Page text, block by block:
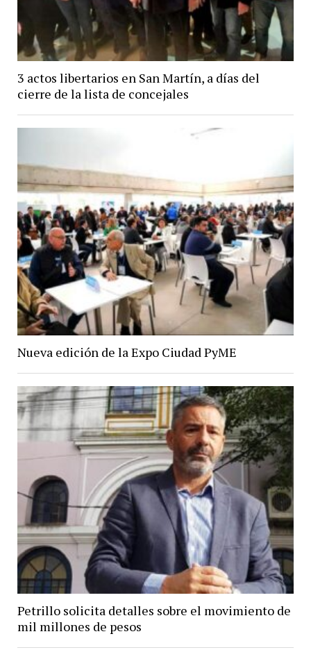
3 actos libertarios en San Martín, a días del
cierre de la lista de concejales
Nueva edición de la Expo Ciudad PyME
Petrillo solicita detalles sobre el movimiento de
mil millones de pesos